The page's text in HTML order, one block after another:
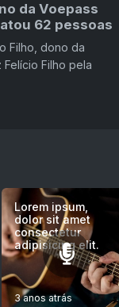
da Voepass
62 pessoas
Filho, dono da
Filho pela
Lorem ipsum,
dolor sit amet
consectetur
adipisicing elit.
3 anos atrás